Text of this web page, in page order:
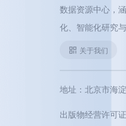
数据资源中心，
化、智能化研究
关于我们
地址：北京市海
出版物经营许可